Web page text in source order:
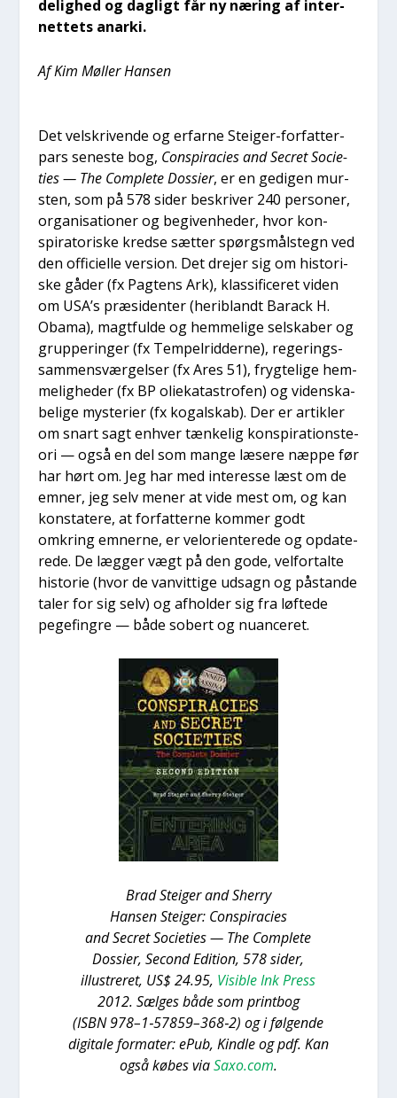
de­lig­hed og dag­ligt får ny næring af inter­
net­tets anar­ki.
Af Kim Møl­ler Han­sen
Det velskri­ven­de og erfar­ne Stei­ger-for­fat­ter­
pars sene­ste bog, Con­spira­cies and Secret Socie­
ties — The Com­ple­te Dos­si­er, er en gedi­gen mur­
sten, som på 578 sider beskri­ver 240 per­so­ner,
orga­ni­sa­tio­ner og begi­ven­he­der, hvor kon­
spira­to­ri­ske kred­se sæt­ter spørgs­måls­tegn ved
den offi­ci­el­le ver­sion. Det dre­jer sig om histo­ri­
ske gåder (fx Pag­tens Ark), klas­si­fi­ce­ret viden
om USA’s præ­si­den­ter (her­i­blandt Bara­ck H.
Oba­ma), magt­ful­de og hem­me­li­ge sel­ska­ber og
grup­pe­rin­ger (fx Tem­pel­rid­der­ne), rege­rings­
sam­men­svær­gel­ser (fx Ares 51), fryg­te­li­ge hem­
me­lig­he­der (fx BP olie­ka­ta­stro­fen) og viden­ska­
be­li­ge myste­ri­er (fx kogal­skab). Der er artik­ler
om snart sagt enhver tæn­ke­lig kon­spira­tions­te­
o­ri — også en del som man­ge læse­re næp­pe før
har hørt om. Jeg har med inter­es­se læst om de
emner, jeg selv mener at vide mest om, og kan
kon­sta­te­re, at for­fat­ter­ne kom­mer godt
omkring emner­ne, er vel­o­ri­en­te­re­de og opda­te­
re­de. De læg­ger vægt på den gode, vel­for­tal­te
histo­rie (hvor de van­vit­ti­ge udsagn og påstan­de
taler for sig selv) og afhol­der sig fra løf­te­de
pege­fin­gre — både sobert og nuan­ce­ret.
Brad Stei­ger and Sher­ry
Han­sen Stei­ger: Con­spira­cies
and Secret Socie­ties — The Com­ple­te
Dos­si­er, Second Edi­tion, 578 sider,
illu­stre­ret, US$ 24.95, Visib­le Ink Press
2012. Sæl­ges både som print­bog
(ISBN 978–1‑57859–368‑2) og i føl­gen­de
digi­ta­le for­ma­ter: ePub, Kind­le og pdf. Kan
også købes viaSaxo.com.